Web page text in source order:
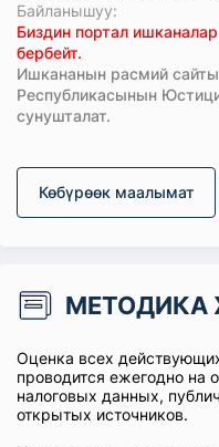
Байланышуу:
Биздин портал
бербейт.
Ишкананын расмий
Республикасынын
сунушталат.
Көбүрөөк маалымат
Оценка всех
проводится ежегодно на
налоговых данных,
открытых источников.